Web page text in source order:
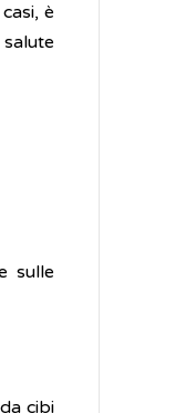
è
sulle
cibi